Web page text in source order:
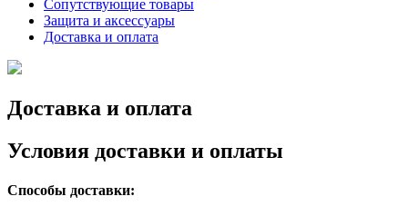
Сопутствующие товары
Защита и аксессуары
Доставка и оплата
Доставка и оплата
Условия доставки и оплаты
Способы доставки: